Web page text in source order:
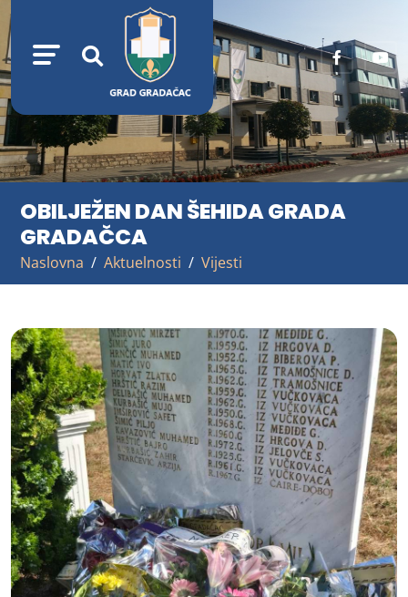
OBILJEŽEN DAN ŠEHIDA GRADA
GRADAČCA
Naslovna Aktuelnosti Vijesti